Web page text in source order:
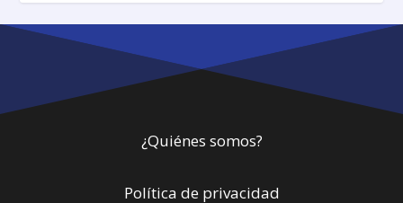
¿Quiénes somos?
Política de privacidad